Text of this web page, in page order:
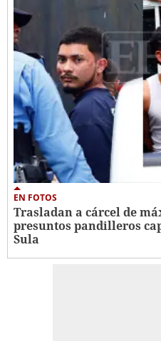
EN FOTOS
Trasladan a cárcel de
presuntos pandilleros
Sula